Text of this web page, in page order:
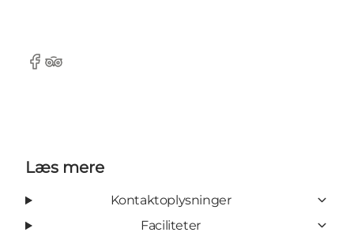
Facebook
Tripadvisor
Læs mere
Kontaktoplysninger
Faciliteter